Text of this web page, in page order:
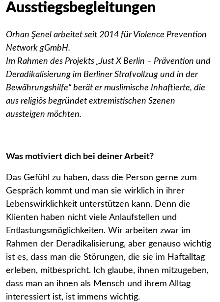
Ausstiegsbegleitungen
Orhan Şenel arbeitet seit 2014 für Violence Prevention
Network gGmbH.
Im Rahmen des Projekts „Just X Berlin – Prävention und
Deradikalisierung im Berliner Strafvollzug und in der
Bewährungshilfe“ berät er muslimische Inhaftierte, die
aus religiös begründet extremistischen Szenen
aussteigen möchten.
Was motiviert dich bei deiner Arbeit?
Das Gefühl zu haben, dass die Person gerne zum
Gespräch kommt und man sie wirklich in ihrer
Lebenswirklichkeit unterstützen kann. Denn die
Klienten haben nicht viele Anlaufstellen und
Entlastungsmöglichkeiten. Wir arbeiten zwar im
Rahmen der Deradikalisierung, aber genauso wichtig
ist es, dass man die Störungen, die sie im Haftalltag
erleben, mitbespricht. Ich glaube, ihnen mitzugeben,
dass man an ihnen als Mensch und ihrem Alltag
interessiert ist, ist immens wichtig.